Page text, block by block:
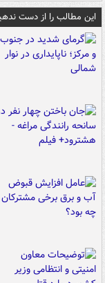
این مطالب را از دست